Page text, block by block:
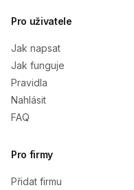
Pro uživatele
Jak napsat
Jak funguje
Pravidla
Nahlásit
FAQ
Pro firmy
Přidat firmu